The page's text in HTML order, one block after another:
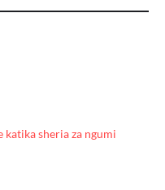
katika sheria za ngumi